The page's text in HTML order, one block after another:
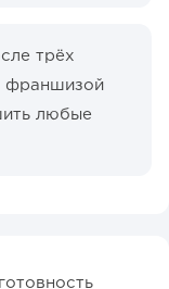
трёх
франшизой
любые